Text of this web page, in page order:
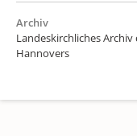
Archiv
Landeskirchliches
Hannovers